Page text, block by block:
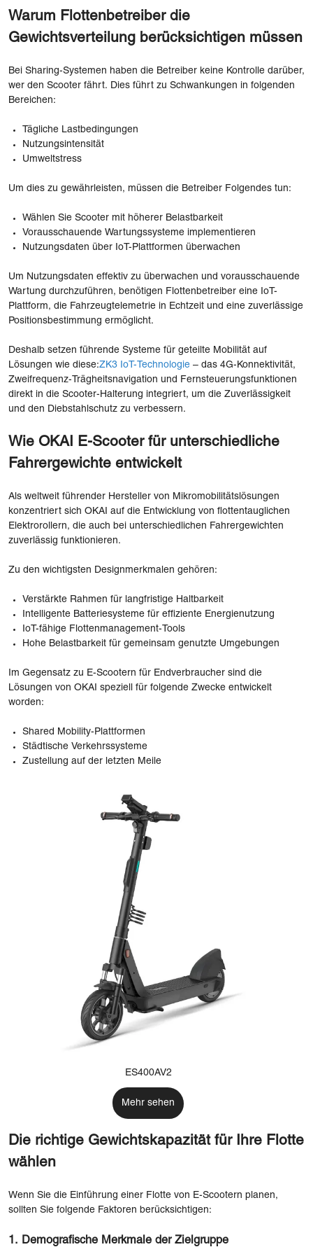
Warum Flottenbetreiber die
Gewichtsverteilung berücksichtigen müssen
Bei Sharing-Systemen haben die Betreiber keine Kontrolle darüber,
wer den Scooter fährt. Dies führt zu Schwankungen in folgenden
Bereichen:
Tägliche Lastbedingungen
Nutzungsintensität
Umweltstress
Um dies zu gewährleisten, müssen die Betreiber Folgendes tun:
Wählen Sie Scooter mit höherer Belastbarkeit
Vorausschauende Wartungssysteme implementieren
Nutzungsdaten über IoT-Plattformen überwachen
Um Nutzungsdaten effektiv zu überwachen und vorausschauende
Wartung durchzuführen, benötigen Flottenbetreiber eine IoT-
Plattform, die Fahrzeugtelemetrie in Echtzeit und eine zuverlässige
Positionsbestimmung ermöglicht.
Deshalb setzen führende Systeme für geteilte Mobilität auf
Lösungen wie diese:ZK3 IoT-Technologie – das 4G-Konnektivität,
Zweifrequenz-Trägheitsnavigation und Fernsteuerungsfunktionen
direkt in die Scooter-Halterung integriert, um die Zuverlässigkeit
und den Diebstahlschutz zu verbessern.
Wie OKAI E-Scooter für unterschiedliche
Fahrergewichte entwickelt
Als weltweit führender Hersteller von Mikromobilitätslösungen
konzentriert sich OKAI auf die Entwicklung von flottentauglichen
Elektrorollern, die auch bei unterschiedlichen Fahrergewichten
zuverlässig funktionieren.
Zu den wichtigsten Designmerkmalen gehören:
Verstärkte Rahmen für langfristige Haltbarkeit
Intelligente Batteriesysteme für effiziente Energienutzung
IoT-fähige Flottenmanagement-Tools
Hohe Belastbarkeit für gemeinsam genutzte Umgebungen
Im Gegensatz zu E-Scootern für Endverbraucher sind die
Lösungen von OKAI speziell für folgende Zwecke entwickelt
worden:
Shared Mobility-Plattformen
Städtische Verkehrssysteme
Zustellung auf der letzten Meile
ES400AV2
Mehr sehen
Die richtige Gewichtskapazität für Ihre Flotte
wählen
Wenn Sie die Einführung einer Flotte von E-Scootern planen,
sollten Sie folgende Faktoren berücksichtigen:
1. Demografische Merkmale der Zielgruppe